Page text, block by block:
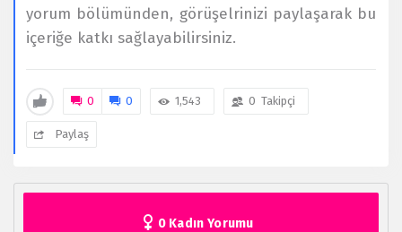
yorum bölümünden, görüşelrinizi paylaşarak bu
içeriğe katkı sağlayabilirsiniz.
0 0 1,543 0 Takipçi
Paylaş
0 Kadın Yorumu